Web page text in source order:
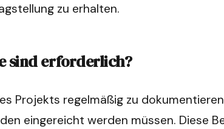
zu erhalten.
sind erforderlich?
Projekts regelmäßig zu
eingereicht werden müssen. Diese